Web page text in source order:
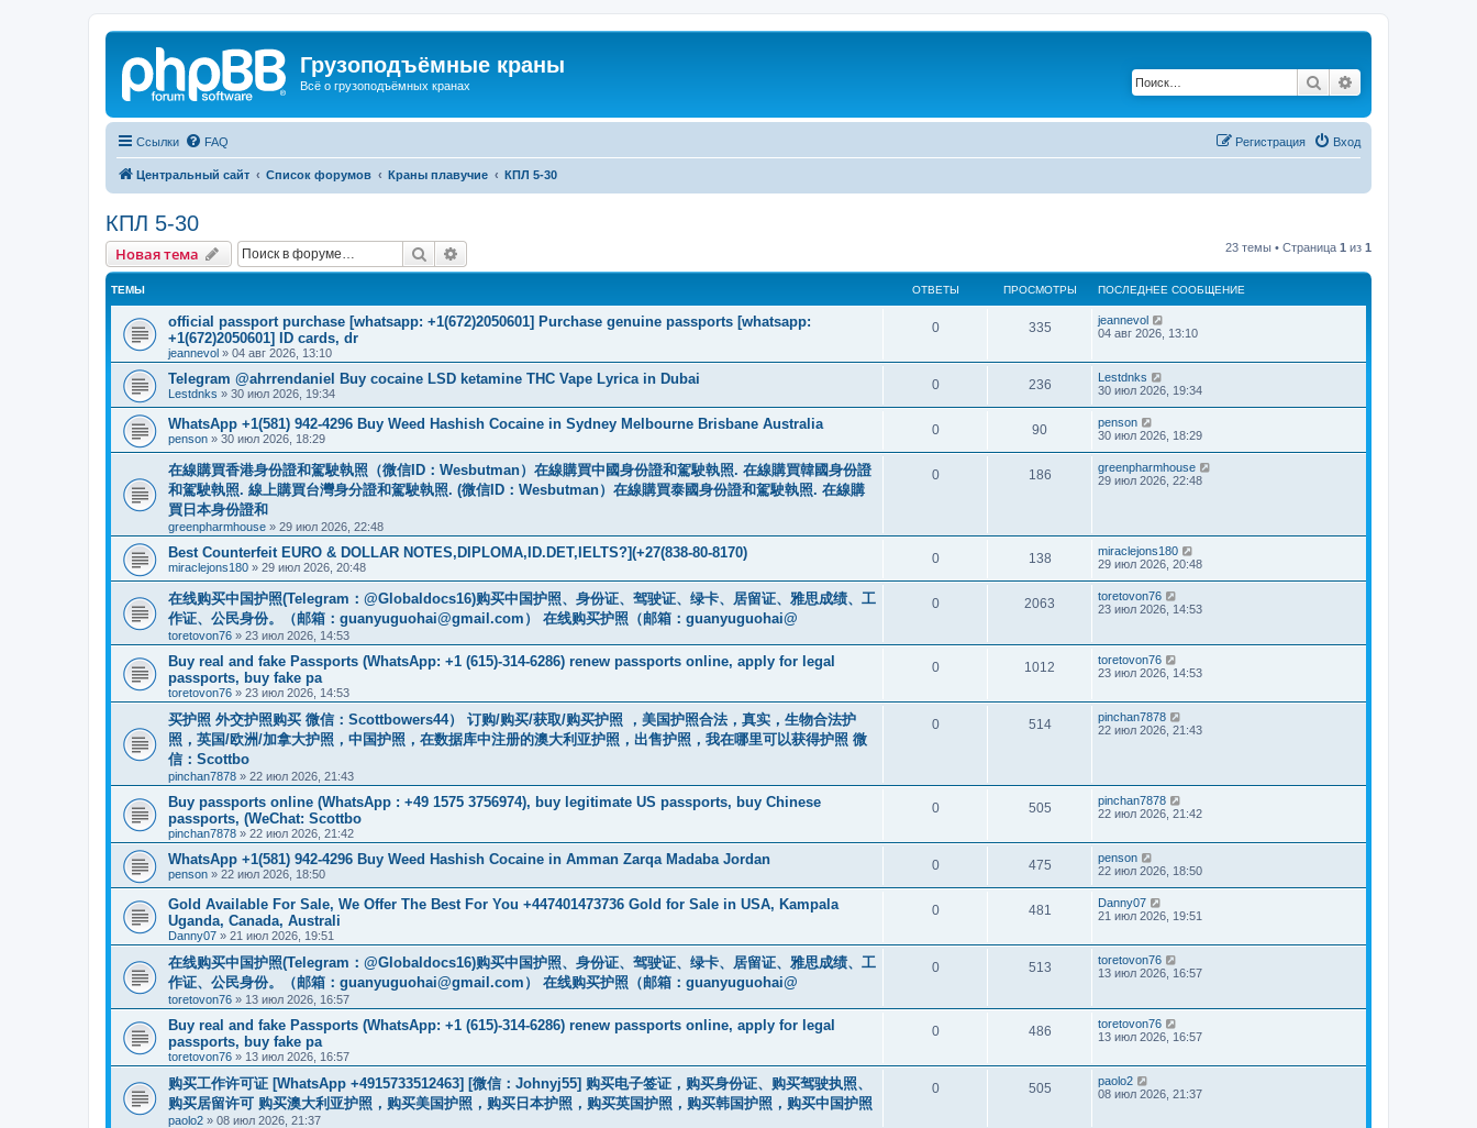
Грузоподъёмные краны
Всё о грузоподъёмных кранах Поиск
Ссылки FAQ Вход
Регистрация
Центральный сайт Список форумов Краны плавучие КПЛ 5-30
КПЛ 5-30
Новая тема Поиск 23 темы • Страница 1 из 1
ТЕМЫ ОТВЕТЫ ПРОСМОТРЫ ПОСЛЕДНЕЕ СООБЩЕНИЕ
official passport purchase [whatsapp: +1(672)2050601] Purchase genuine passports [whatsapp:
+1(672)2050601] ID cards, dr
jeannevol » 04 авг 2026, 13:10
0 335
jeannevol
04 авг 2026, 13:10
Telegram @ahrrendaniel Buy cocaine LSD ketamine THC Vape Lyrica in Dubai
Lestdnks » 30 июл 2026, 19:34
0 236
Lestdnks
30 июл 2026, 19:34
WhatsApp +1(581) 942-4296 Buy Weed Hashish Cocaine in Sydney Melbourne Brisbane Australia
penson » 30 июл 2026, 18:29
0 90
penson
30 июл 2026, 18:29
在線購買香港身份證和駕駛執照（微信ID：Wesbutman）在線購買中國身份證和駕駛執照. 在線購買韓國身份證
和駕駛執照. 線上購買台灣身分證和駕駛執照. (微信ID：Wesbutman）在線購買泰國身份證和駕駛執照. 在線購
買日本身份證和
greenpharmhouse » 29 июл 2026, 22:48
0 186
greenpharmhouse
29 июл 2026, 22:48
Best Counterfeit EURO & DOLLAR NOTES,DIPLOMA,ID.DET,IELTS?](+27(838-80-8170)
miraclejons180 » 29 июл 2026, 20:48
0 138
miraclejons180
29 июл 2026, 20:48
在线购买中国护照(Telegram：@Globaldocs16)购买中国护照、身份证、驾驶证、绿卡、居留证、雅思成绩、工
作证、公民身份。（邮箱： guanyuguohai@gmail.com ） 在线购买护照（邮箱：guanyuguohai@
toretovon76 » 23 июл 2026, 14:53
0 2063
toretovon76
23 июл 2026, 14:53
Buy real and fake Passports (WhatsApp: +1 (615)-314-6286) renew passports online, apply for legal
passports, buy fake pa
toretovon76 » 23 июл 2026, 14:53
0 1012
toretovon76
23 июл 2026, 14:53
买护照 外交护照购买 微信：Scottbowers44） 订购/购买/获取/购买护照 ，美国护照合法，真实，生物合法护
照，英国/欧洲/加拿大护照，中国护照，在数据库中注册的澳大利亚护照，出售护照，我在哪里可以获得护照 微
信：Scottbo
pinchan7878 » 22 июл 2026, 21:43
0 514
pinchan7878
22 июл 2026, 21:43
Buy passports online (WhatsApp : +49 1575 3756974), buy legitimate US passports, buy Chinese
passports, (WeChat: Scottbo
pinchan7878 » 22 июл 2026, 21:42
0 505
pinchan7878
22 июл 2026, 21:42
WhatsApp +1(581) 942-4296 Buy Weed Hashish Cocaine in Amman Zarqa Madaba Jordan
penson » 22 июл 2026, 18:50
0 475
penson
22 июл 2026, 18:50
Gold Available For Sale, We Offer The Best For You +447401473736 Gold for Sale in USA, Kampala
Uganda, Canada, Australi
Danny07 » 21 июл 2026, 19:51
0 481
Danny07
21 июл 2026, 19:51
在线购买中国护照(Telegram：@Globaldocs16)购买中国护照、身份证、驾驶证、绿卡、居留证、雅思成绩、工
作证、公民身份。（邮箱： guanyuguohai@gmail.com ） 在线购买护照（邮箱：guanyuguohai@
toretovon76 » 13 июл 2026, 16:57
0 513
toretovon76
13 июл 2026, 16:57
Buy real and fake Passports (WhatsApp: +1 (615)-314-6286) renew passports online, apply for legal
passports, buy fake pa
toretovon76 » 13 июл 2026, 16:57
0 486
toretovon76
13 июл 2026, 16:57
购买工作许可证 [WhatsApp +4915733512463] [微信：Johnyj55] 购买电子签证，购买身份证、购买驾驶执照、
购买居留许可 购买澳大利亚护照，购买美国护照，购买日本护照，购买英国护照，购买韩国护照，购买中国护照
paolo2 » 08 июл 2026, 21:37
0 505
paolo2
08 июл 2026, 21:37